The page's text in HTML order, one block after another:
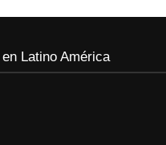
Latino América